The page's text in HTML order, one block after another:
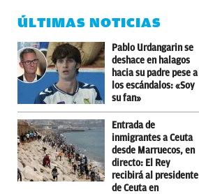
ÚLTIMAS NOTICIAS
Pablo Urdangarin se
deshace en halagos
hacia su padre pese a
los escándalos: «Soy
su fan»
Entrada de
inmigrantes a Ceuta
desde Marruecos, en
directo: El Rey
recibirá al presidente
de Ceuta en